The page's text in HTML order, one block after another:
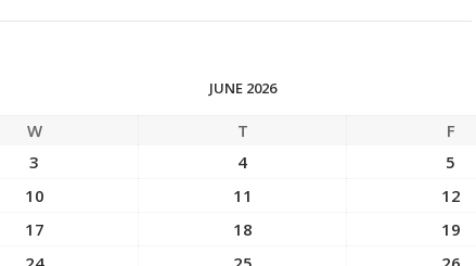
JUNE 2026
W T F
3 4 5
10 11 12
17 18 19